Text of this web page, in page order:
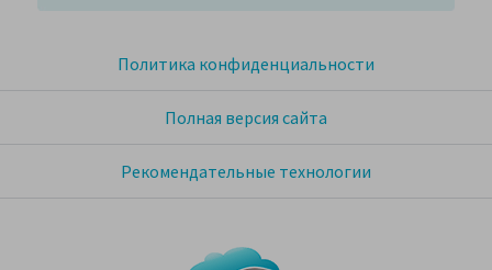
Политика конфиденциальности
Полная версия сайта
Рекомендательные технологии